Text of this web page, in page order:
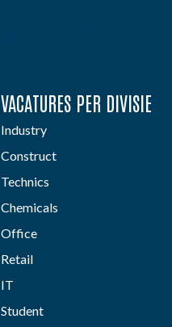
VACATURES PER DIVISIE
Industry
Construct
Technics
Chemicals
Office
Retail
IT
Student